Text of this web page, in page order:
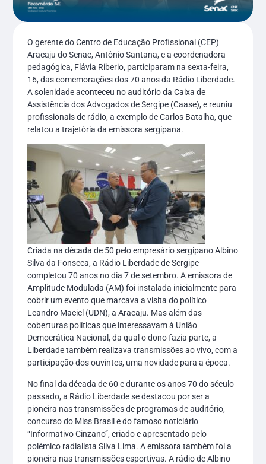
O gerente do Centro de Educação Profissional (CEP)
Aracaju do Senac, Antônio Santana, e a coordenadora
pedagógica, Flávia Riberio, participaram na sexta-feira,
16, das comemorações dos 70 anos da Rádio Liberdade.
A solenidade aconteceu no auditório da Caixa de
Assistência dos Advogados de Sergipe (Caase), e reuniu
profissionais de rádio, a exemplo de Carlos Batalha, que
relatou a trajetória da emissora sergipana.
Criada na década de 50 pelo empresário sergipano Albino
Silva da Fonseca, a Rádio Liberdade de Sergipe
completou 70 anos no dia 7 de setembro. A emissora de
Amplitude Modulada (AM) foi instalada inicialmente para
cobrir um evento que marcava a visita do político
Leandro Maciel (UDN), a Aracaju. Mas além das
coberturas políticas que interessavam à União
Democrática Nacional, da qual o dono fazia parte, a
Liberdade também realizava transmissões ao vivo, com a
participação dos ouvintes, uma novidade para a época.
No final da década de 60 e durante os anos 70 do século
passado, a Rádio Liberdade se destacou por ser a
pioneira nas transmissões de programas de auditório,
concurso do Miss Brasil e do famoso noticiário
“Informativo Cinzano”, criado e apresentado pelo
polêmico radialista Silva Lima. A emissora também foi a
pioneira nas transmissões esportivas. A rádio de Albino